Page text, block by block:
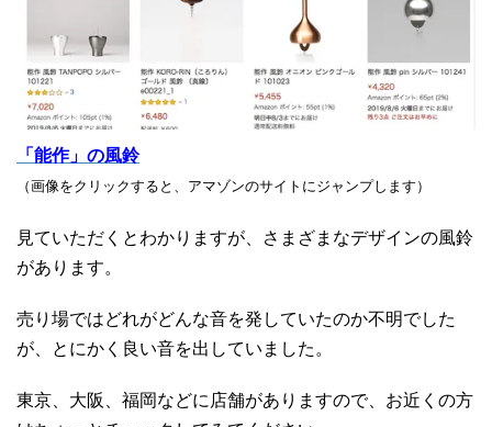
「能作」の風鈴
（画像をクリックすると、アマゾンのサイトにジャンプします）
見ていただくとわかりますが、さまざまなデザインの風鈴
があります。
売り場ではどれがどんな音を発していたのか不明でした
が、とにかく良い音を出していました。
東京、大阪、福岡などに店舗がありますので、お近くの方